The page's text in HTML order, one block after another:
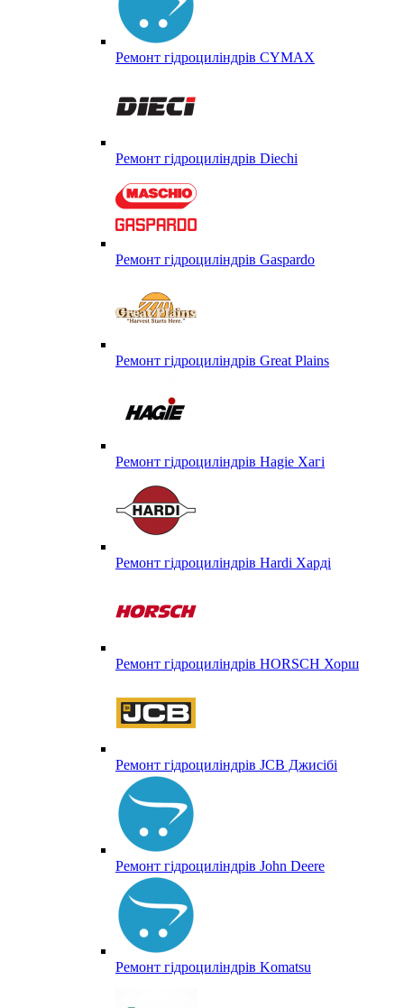
Ремонт гідроциліндрів CYMAX
Ремонт гідроциліндрів Diechi
Ремонт гідроциліндрів Gaspardo
Ремонт гідроциліндрів Great Plains
Ремонт гідроциліндрів Hagie Хагі
Ремонт гідроциліндрів Hardi Харді
Ремонт гідроциліндрів HORSCH Хорш
Ремонт гідроциліндрів JCB Джисібі
Ремонт гідроциліндрів John Deere
Ремонт гідроциліндрів Komatsu